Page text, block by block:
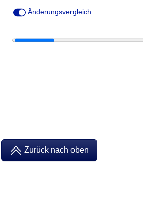
Änderungsvergleich
Zurück nach oben